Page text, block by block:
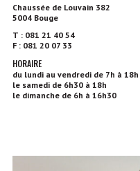
Chaussée de Louvain 382
5004 Bouge
T : 081 21 40 54
F : 081 20 07 33
HORAIRE
du lundi au vendredi de 7h à 18h
le samedi de 6h30 à 18h
le dimanche de 6h à 16h30